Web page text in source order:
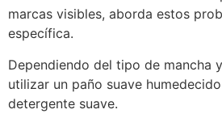
marcas visibles, aborda estos
específica.
Dependiendo del tipo de mancha
utilizar un paño suave
detergente suave.